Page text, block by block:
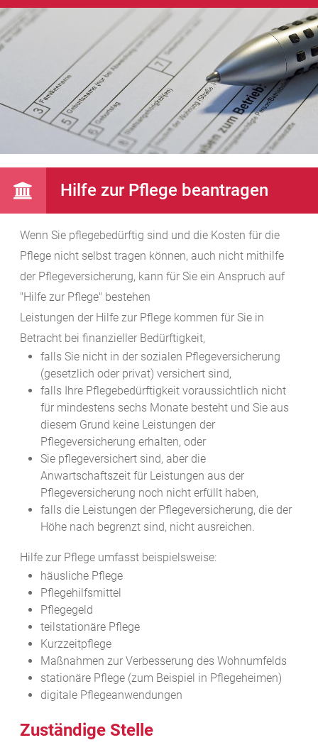
Hilfe zur Pflege beantragen
Wenn Sie pflegebedürftig sind und die Kosten für die
Pflege nicht selbst tragen können, auch nicht mithilfe
der Pflegeversicherung, kann für Sie ein Anspruch auf
"Hilfe zur Pflege" bestehen
Leistungen der Hilfe zur Pflege kommen für Sie in
Betracht bei finanzieller Bedürftigkeit,
falls Sie nicht in der sozialen Pflegeversicherung
(gesetzlich oder privat) versichert sind,
falls Ihre Pflegebedürftigkeit voraussichtlich nicht
für mindestens sechs Monate besteht und Sie aus
diesem Grund keine Leistungen der
Pflegeversicherung erhalten, oder
Sie pflegeversichert sind, aber die
Anwartschaftszeit für Leistungen aus der
Pflegeversicherung noch nicht erfüllt haben,
falls die Leistungen der Pflegeversicherung, die der
Höhe nach begrenzt sind, nicht ausreichen.
Hilfe zur Pflege umfasst beispielsweise:
häusliche Pflege
Pflegehilfsmittel
Pflegegeld
teilstationäre Pflege
Kurzzeitpflege
Maßnahmen zur Verbesserung des Wohnumfelds
stationäre Pflege (zum Beispiel in Pflegeheimen)
digitale Pflegeanwendungen
Zuständige Stelle